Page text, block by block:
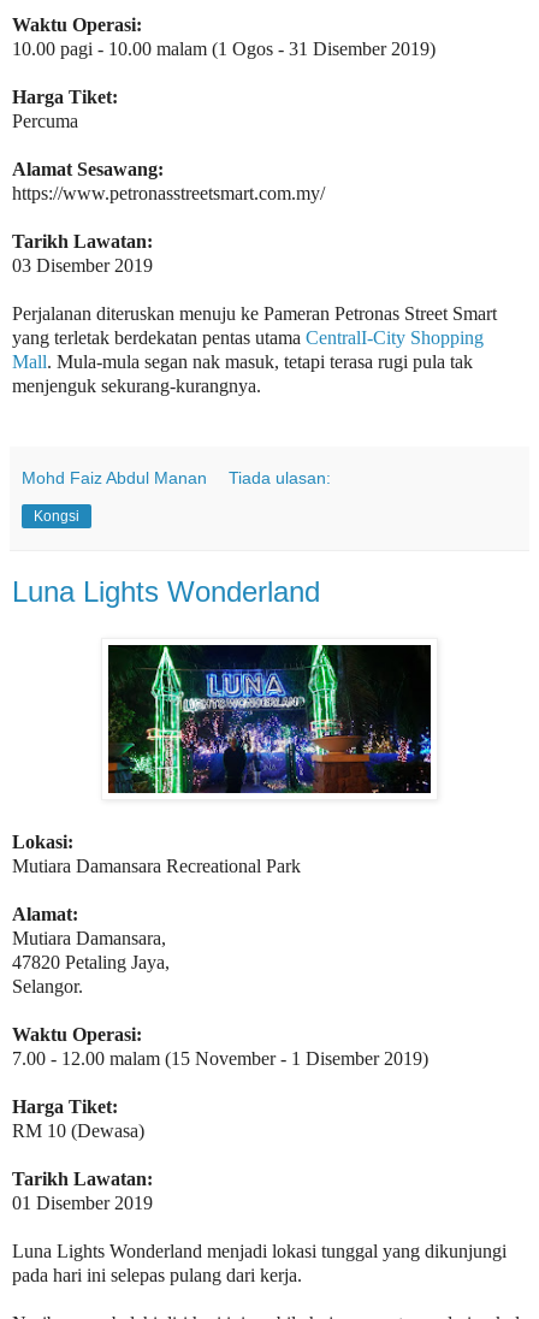
Waktu Operasi:
10.00 pagi - 10.00 malam (1 Ogos - 31 Disember 2019)
Harga Tiket:
Percuma
Alamat Sesawang:
https://www.petronasstreetsmart.com.my/
Tarikh Lawatan:
03 Disember 2019
Perjalanan diteruskan menuju ke Pameran Petronas Street Smart
yang terletak berdekatan pentas utama CentralI-City Shopping
Mall. Mula-mula segan nak masuk, tetapi terasa rugi pula tak
menjenguk sekurang-kurangnya.
Mohd Faiz Abdul Manan Tiada ulasan:
Kongsi
Luna Lights Wonderland
Lokasi:
Mutiara Damansara Recreational Park
Alamat:
Mutiara Damansara,
47820 Petaling Jaya,
Selangor.
Waktu Operasi:
7.00 - 12.00 malam (15 November - 1 Disember 2019)
Harga Tiket:
RM 10 (Dewasa)
Tarikh Lawatan:
01 Disember 2019
Luna Lights Wonderland menjadi lokasi tunggal yang dikunjungi
pada hari ini selepas pulang dari kerja.